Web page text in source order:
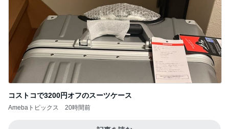
コストコで3200円オフのスーツケース
Amebaトピックス 20時間前